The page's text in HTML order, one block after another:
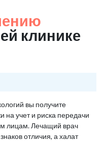
клинике
вы получите
на учет и риска передачи
лицам. Лечащий врач
отличия, а халат